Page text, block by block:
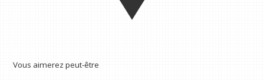
Vous aimerez peut-être